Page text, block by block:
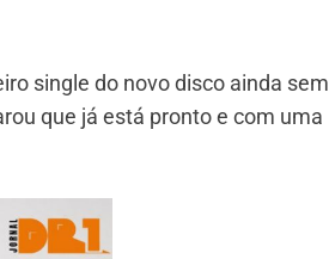
single do novo disco ainda sem
que já está pronto e com uma